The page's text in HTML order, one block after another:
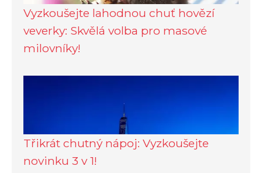
Vyzkoušejte lahodnou chuť hovězí
veverky: Skvělá volba pro masové
milovníky!
Třikrát chutný nápoj: Vyzkoušejte
novinku 3 v 1!